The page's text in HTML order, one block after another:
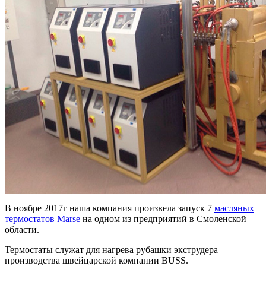
В ноябре 2017г наша компания произвела запуск 7 масляных
термостатов Marse на одном из предприятий в Смоленской
области.
Термостаты служат для нагрева рубашки экструдера
производства швейцарской компании BUSS.